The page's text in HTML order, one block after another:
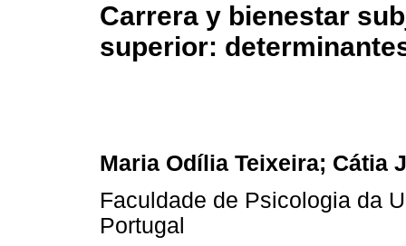
Carrera y bienestar
superior:
Maria Odília Teixeira; Cátia
Faculdade de Psicologia da
Portugal